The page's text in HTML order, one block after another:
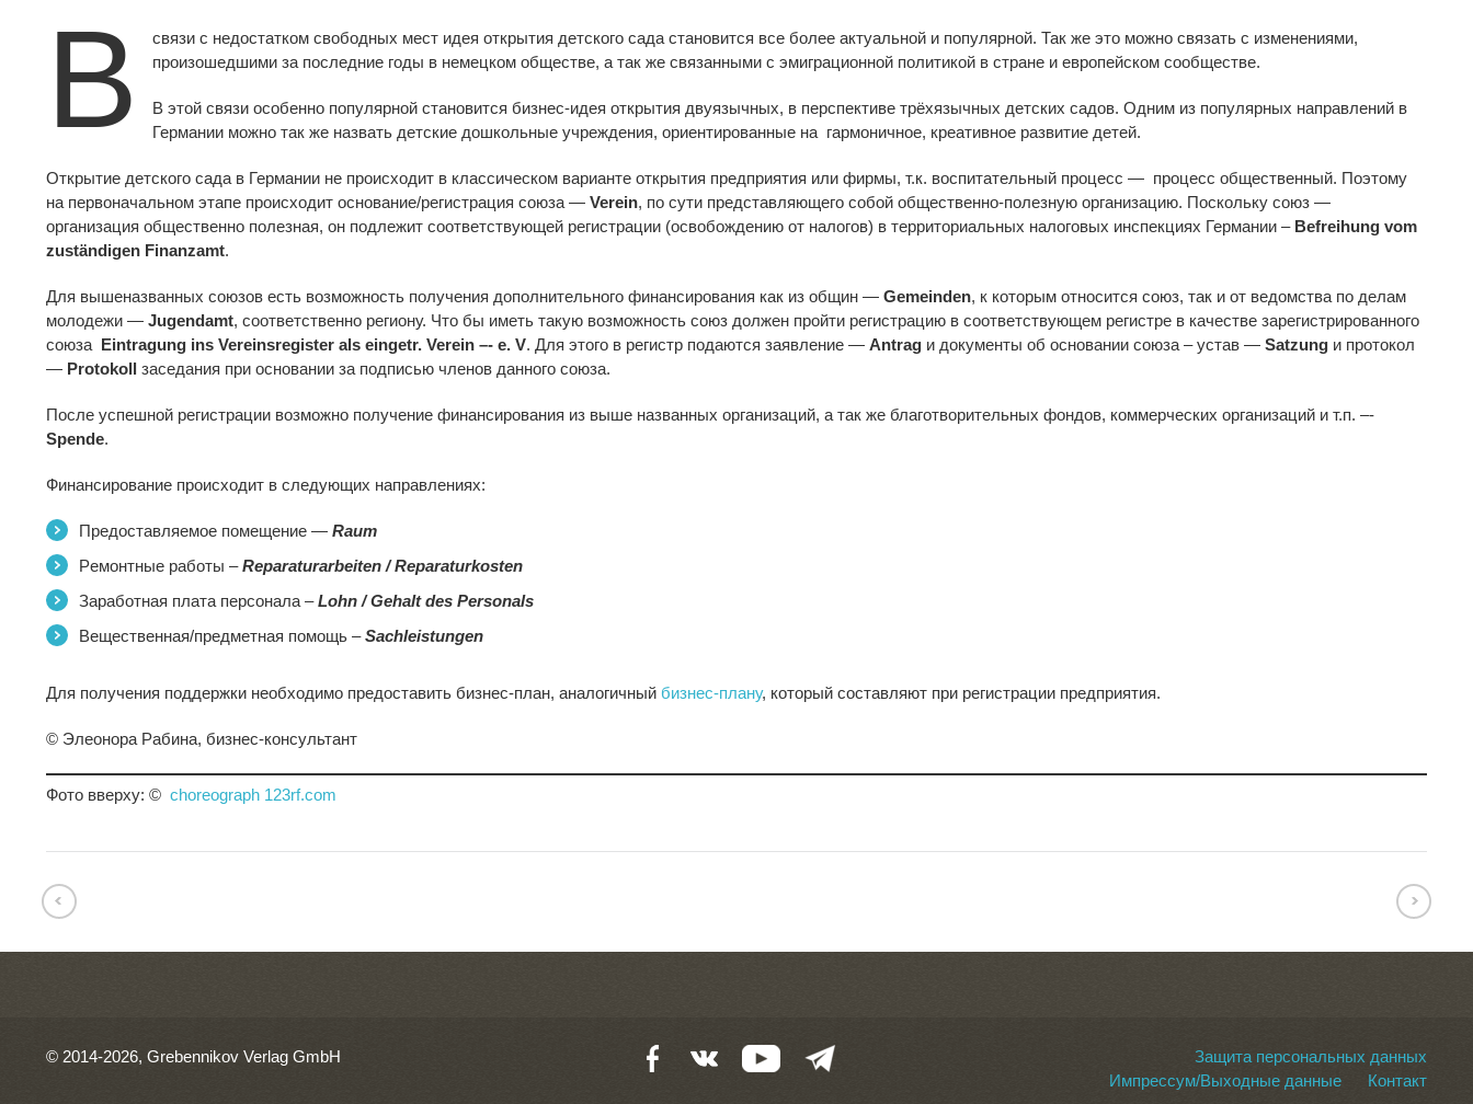
В
связи с недостатком свободных мест идея открытия детского сада становится все более актуальной и популярной. Так же это можно связать с изменениями,
произошедшими за последние годы в немецком обществе, а так же связанными с эмиграционной политикой в стране и европейском сообществе.
В этой связи особенно популярной становится бизнес-идея открытия двуязычных, в перспективе трёхязычных детских садов. Одним из популярных направлений в
Германии можно так же назвать детские дошкольные учреждения, ориентированные на гармоничное, креативное развитие детей.
Открытие детского сада в Германии не происходит в классическом варианте открытия предприятия или фирмы, т.к. воспитательный процесс — процесс общественный. Поэтому
на первоначальном этапе происходит основание/регистрация союза — Verein, по сути представляющего собой общественно-полезную организацию. Поскольку союз —
организация общественно полезная, oн подлежит соответствующей регистрации (освобождению от налогов) в территориальных налоговых инспекциях Германии – Befreihung vom
zuständigen Finanzamt.
Для вышеназванных союзов есть возможность получения дополнительного финансирования как из общин — Gemeinden, к которым относится союз, так и от ведомства по делам
молодежи — Jugendamt, соответственно региону. Что бы иметь такую возможность союз должен пройти регистрацию в соответствующем регистре в качестве зарегистрированного
союза Eintragung ins Vereinsregister als eingetr. Verein –- e. V. Для этого в регистр подаются заявление — Antrag и документы об основании союза – устав — Satzung и протокол
— Protokoll заседания при основании за подписью членов данного союза.
После успешной регистрации возможно получение финансирования из выше названных организаций, а так же благотворительных фондов, коммерческих организаций и т.п. –-
Spende.
Финансирование происходит в следующих направлениях:
Предоставляемое помещение — Raum
Pемонтные работы –Reparaturarbeiten / Reparaturkosten
Заработная плата персонала –Lohn / Gehalt des Personals
Вещественная/предметная помощь –Sachleistungen
Для получения поддержки необходимо предоставить бизнес-план, аналогичный бизнес-плану, который составляют при регистрации предприятия.
© Элеонора Рабина, бизнес-консультант
Фото вверху: © choreograph 123rf.com
Защита персональных данных
Импрессум/Выходные данные
Контакт
© 2014-2026, Grebennikov Verlag GmbH